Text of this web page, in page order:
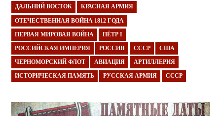
ДАЛЬНИЙ ВОСТОК КРАСНАЯ АРМИЯ
ОТЕЧЕСТВЕННАЯ ВОЙНА 1812 ГОДА
ПЕРВАЯ МИРОВАЯ ВОЙНА ПЁТР I
РОССИЙСКАЯ ИМПЕРИЯ РОССИЯ СССР США
ЧЕРНОМОРСКИЙ ФЛОТ АВИАЦИЯ АРТИЛЛЕРИЯ
ИСТОРИЧЕСКАЯ ПАМЯТЬ РУССКАЯ АРМИЯ СССР